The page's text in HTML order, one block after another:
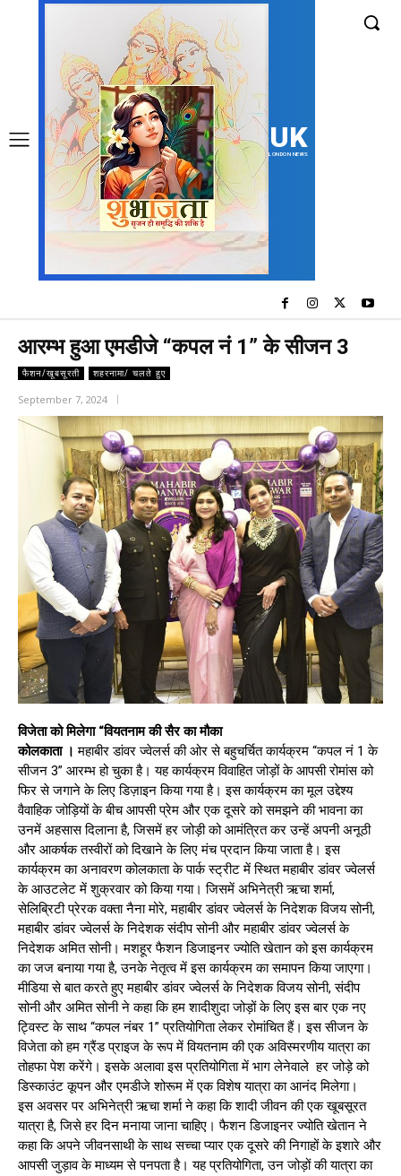
UK
LONDON NEWS
आरम्भ हुआ एमडीजे “कपल नं 1” के सीजन 3
फैशन/खूबसूरती शहरनामा/ चलते हुए
September 7, 2024
विजेता को मिलेगा “वियतनाम की सैर का मौका
कोलकाता । महाबीर डांवर ज्वेलर्स की ओर से बहुचर्चित कार्यक्रम “कपल नं 1 के
सीजन 3” आरम्भ हो चुका है। यह कार्यक्रम विवाहित जोड़ों के आपसी रोमांस को
फिर से जगाने के लिए डिज़ाइन किया गया है। इस कार्यक्रम का मूल उद्देश्य
वैवाहिक जोड़ियों के बीच आपसी प्रेम और एक दूसरे को समझने की भावना का
उनमें अहसास दिलाना है, जिसमें हर जोड़ी को आमंत्रित कर उन्हें अपनी अनूठी
और आकर्षक तस्वीरों को दिखाने के लिए मंच प्रदान किया जाता है। इस
कार्यक्रम का अनावरण कोलकाता के पार्क स्ट्रीट में स्थित महाबीर डांवर ज्वेलर्स
के आउटलेट में शुक्रवार को किया गया। जिसमें अभिनेत्री ऋचा शर्मा,
सेलिब्रिटी प्रेरक वक्ता नैना मोरे, महाबीर डांवर ज्वेलर्स के निदेशक विजय सोनी,
महाबीर डांवर ज्वेलर्स के निदेशक संदीप सोनी और महाबीर डांवर ज्वेलर्स के
निदेशक अमित सोनी। मशहूर फैशन डिजाइनर ज्योति खेतान को इस कार्यक्रम
का जज बनाया गया है, उनके नेतृत्व में इस कार्यक्रम का समापन किया जाएगा।
मीडिया से बात करते हुए महाबीर डांवर ज्वेलर्स के निदेशक विजय सोनी, संदीप
सोनी और अमित सोनी ने कहा कि हम शादीशुदा जोड़ों के लिए इस बार एक नए
ट्विस्ट के साथ “कपल नंबर 1” प्रतियोगिता लेकर रोमांचित हैं। इस सीजन के
विजेता को हम ग्रैंड प्राइज के रूप में वियतनाम की एक अविस्मरणीय यात्रा का
तोहफा पेश करेंगे। इसके अलावा इस प्रतियोगिता में भाग लेनेवाले हर जोड़े को
डिस्काउंट कूपन और एमडीजे शोरूम में एक विशेष यात्रा का आनंद मिलेगा।
इस अवसर पर अभिनेत्री ऋचा शर्मा ने कहा कि शादी जीवन की एक खूबसूरत
यात्रा है, जिसे हर दिन मनाया जाना चाहिए। फैशन डिजाइनर ज्योति खेतान ने
कहा कि अपने जीवनसाथी के साथ सच्चा प्यार एक दूसरे की निगाहों के इशारे और
आपसी जुड़ाव के माध्यम से पनपता है। यह प्रतियोगिता, उन जोड़ों की यात्रा का